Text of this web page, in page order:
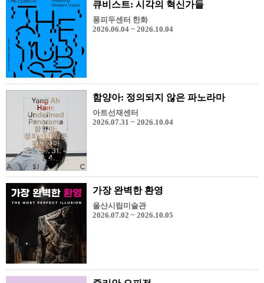
큐비스트: 시각의 혁신가들
퐁피두센터 한화
2026.06.04 ~ 2026.10.04
함양아: 정의되지 않은 파노라마
아트선재센터
2026.07.31 ~ 2026.10.04
가장 완벽한 환영
울산시립미술관
2026.07.02 ~ 2026.10.05